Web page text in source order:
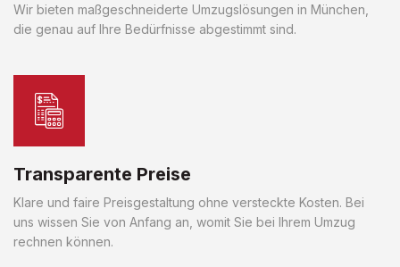
Wir bieten maßgeschneiderte Umzugslösungen in München,
die genau auf Ihre Bedürfnisse abgestimmt sind.
Transparente Preise
Klare und faire Preisgestaltung ohne versteckte Kosten. Bei
uns wissen Sie von Anfang an, womit Sie bei Ihrem Umzug
rechnen können.